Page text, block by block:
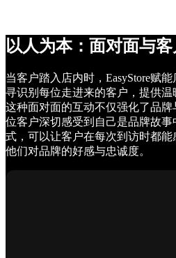
以人为本：面对面与
当客户踏入店内时，EasyStore赋
寻识别每位走进来的客户，提供温
这种面对面的互动不仅强化了品
位客户深切感受到自己是品牌故
式，可以让客户在每次到访时都
他们对品牌的好感与忠诚度。